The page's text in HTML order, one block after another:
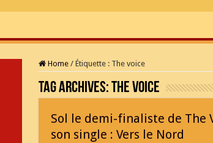
Home / Étiquette : The voice
Tag Archives:The voice
Sol le demi-finaliste de The
son single : Vers le Nord